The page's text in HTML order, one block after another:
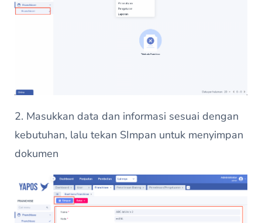
2. Masukkan data dan informasi sesuai dengan
kebutuhan, lalu tekan SImpan untuk menyimpan
dokumen